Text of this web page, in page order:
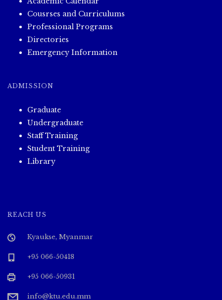
o
n
Cousrses and Curriculums
Professional Programs
Directories
Emergency Information
ADMISSION
Graduate
Undergraduate
Staff Training
Student Training
Library
REACH US
Kyaukse, Myanmar
+95 066-50418
+95 066-50931
info@ktu.edu.mm